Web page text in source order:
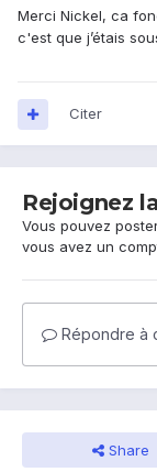
Merci Nickel, ca
c'est que j’étais
Citer
Rejoignez
Vous pouvez
vous avez un
Répondre à
Share